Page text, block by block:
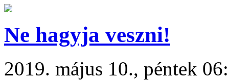
Ne hagyja veszni!
2019. május 10., péntek